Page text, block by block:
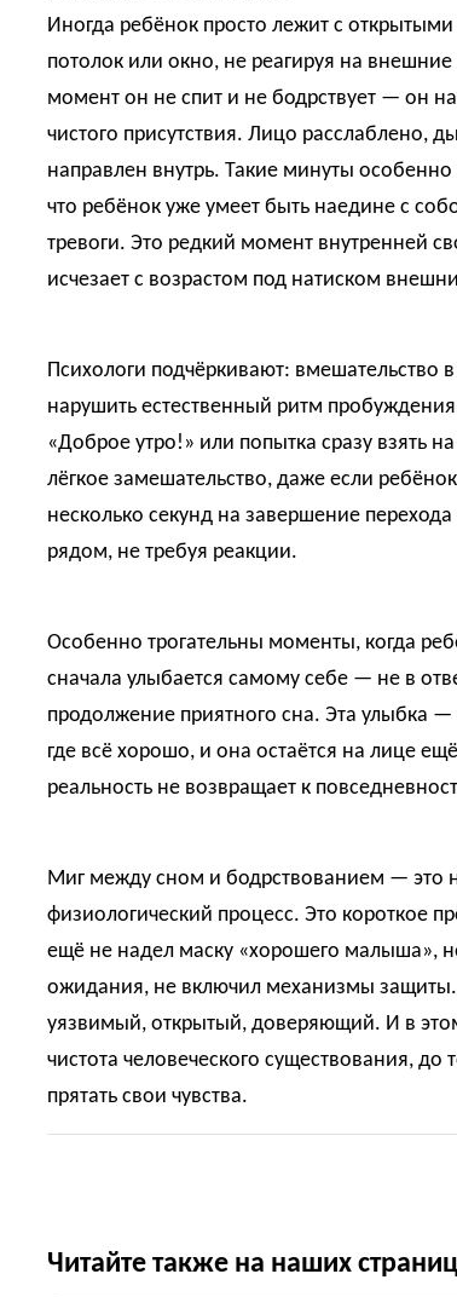
Иногда ребёнок просто лежит с открытыми
потолок или окно, не реагируя на
момент он не спит и не бодрствует — он
чистого присутствия. Лицо расслаблено,
направлен внутрь. Такие минуты
что ребёнок уже умеет быть наедине с
тревоги. Это редкий момент внутренней
исчезает с возрастом под натиском
Психологи подчёркивают: вмешательство
нарушить естественный ритм
«Доброе утро!» или попытка сразу взять
лёгкое замешательство, даже если
несколько секунд на завершение
рядом, не требуя реакции.
Особенно трогательны моменты, когда
сначала улыбается самому себе — не в
продолжение приятного сна. Эта улыбка —
где всё хорошо, и она остаётся на лице
реальность не возвращает к
Миг между сном и бодрствованием — это
физиологический процесс. Это короткое
ещё не надел маску «хорошего малыша»,
ожидания, не включил механизмы защиты.
уязвимый, открытый, доверяющий. И в
чистота человеческого существования, до
прятать свои чувства.
Читайте также на наших